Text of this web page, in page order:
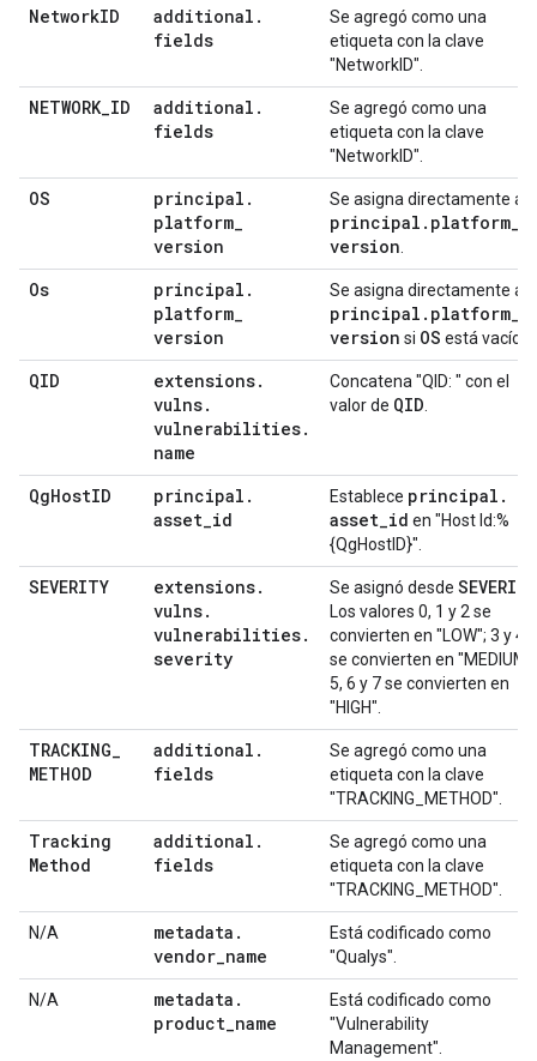
NetworkID additional .
fields
Se agregó como una
etiqueta con la clave
"NetworkID".
NETWORK_ID additional .
fields
Se agregó como una
etiqueta con la clave
"NetworkID".
OS principal .
platform_
version
Se asigna directamente a
principal . platform_
version
Os principal .
platform_
version
Se asigna directamente a
principal . platform_
version si OS está vacío.
QID extensions.
vulns.
vulnerabilities.
name
Concatena "QID: " con el
valor de QID
QgHostID principal .
asset_id
Establece principal .
asset_id en "Host Id:%
{QgHostID}".
SEVERITY extensions.
vulns.
vulnerabilities.
severity
Se asignó desde SEVERITY
Los valores 0, 1 y 2 se
convierten en "LOW"; 3 y 4
se convierten en "MEDIUM";
5, 6 y 7 se convierten en
"HIGH".
TRACKING_
METHOD
additional .
fields
Se agregó como una
etiqueta con la clave
"TRACKING_METHOD".
Tracking
Method
additional .
fields
Se agregó como una
etiqueta con la clave
"TRACKING_METHOD".
N/A metadata .
vendor_name
Está codificado como
"Qualys".
N/A metadata .
product_name
Está codificado como
"Vulnerability
Management".